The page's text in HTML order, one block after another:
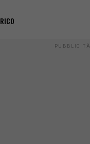
PUBBLICITÀ